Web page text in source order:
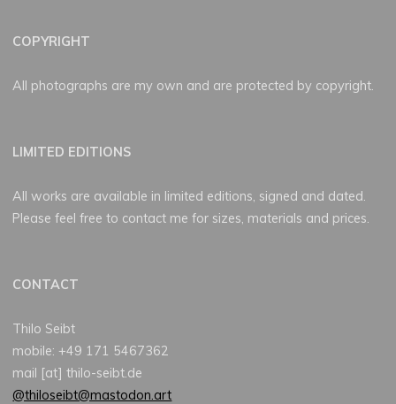
COPYRIGHT
All photographs are my own and are protected by copyright.
LIMITED EDITIONS
All works are available in limited editions, signed and dated.
Please feel free to contact me for sizes, materials and prices.
CONTACT
Thilo Seibt
mobile: +49 171 5467362
mail [at] thilo-seibt.de
@thiloseibt@mastodon.art